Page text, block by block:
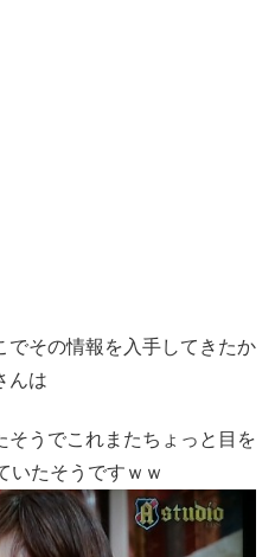
でその情報を入手してきたか
んは
うでこれまたちょっと目を
いたそうですｗｗ